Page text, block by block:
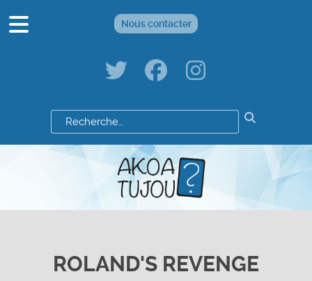
Nous contacter
Résultats
de
votre
recherche
:
ROLAND'S REVENGE